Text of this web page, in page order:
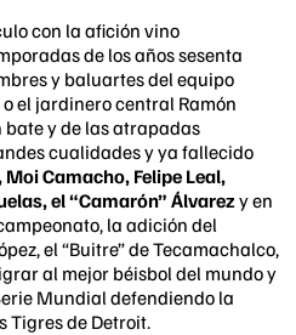
con la afición vino
de los años sesenta
y baluartes del equipo
o el jardinero central Ramón
bate y de las atrapadas
cualidades y ya fallecido
Camacho, Felipe Leal,
el “Camarón” Álvarez y en
la adición del
el “Buitre” de Tecamachalco,
al mejor béisbol del mundo y
Mundial defendiendo la
Tigres de Detroit.